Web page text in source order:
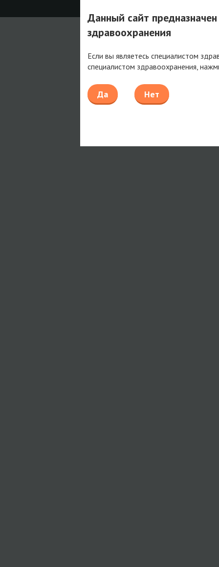
Данный сайт
здравоохранения
Если вы являетесь специалистом
специалистом здравоохранения,
Да Нет